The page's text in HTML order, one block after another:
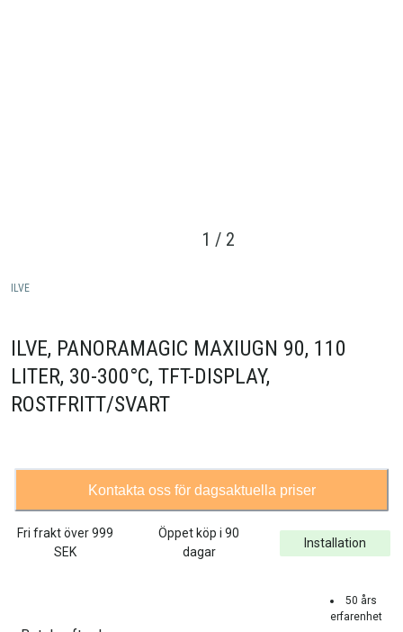
1 / 2
ILVE
ILVE, PANORAMAGIC MAXIUGN 90, 110
LITER, 30-300°C, TFT-DISPLAY,
ROSTFRITT/SVART
Kontakta oss för dagsaktuella priser
Fri frakt över999
SEK
Öppet köp i 90
dagar
Installation
50 års
erfarenhet